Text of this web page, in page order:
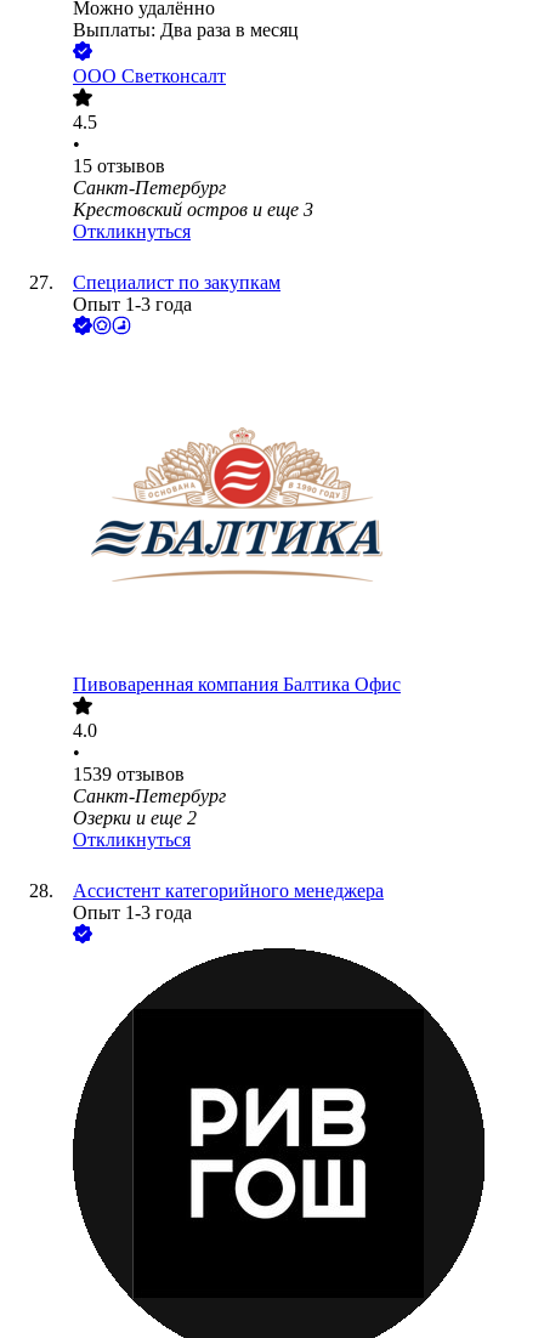
Можно удалённо
Выплаты: Два раза в месяц
ООО Светконсалт
4.5
•
15 отзывов
Санкт-Петербург
Крестовский остров и еще 3
Откликнуться
Специалист по закупкам
Опыт 1-3 года
Пивоваренная компания Балтика Офис
4.0
•
1539 отзывов
Санкт-Петербург
Озерки и еще 2
Откликнуться
Ассистент категорийного менеджера
Опыт 1-3 года